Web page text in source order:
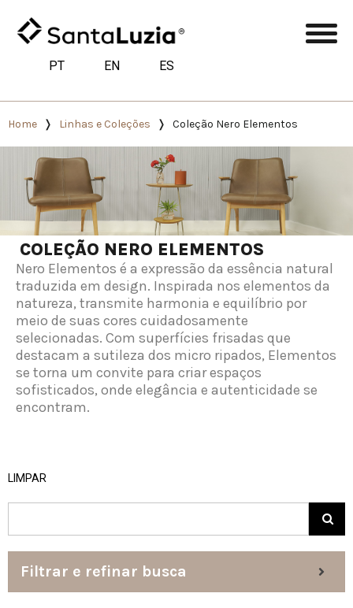
PT EN ES
Home Linhas e Coleções Coleção Nero Elementos
COLEÇÃO NERO ELEMENTOS
Nero Elementos é a expressão da essência natural
traduzida em design. Inspirada nos elementos da
natureza, transmite harmonia e equilíbrio por
meio de suas cores cuidadosamente
selecionadas. Com superfícies frisadas que
destacam a sutileza dos micro ripados, Elementos
se torna um convite para criar espaços
sofisticados, onde elegância e autenticidade se
encontram.
LIMPAR
Filtrar e refinar busca